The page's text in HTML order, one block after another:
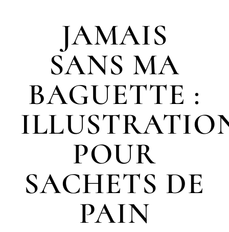
JAMAIS
SANS MA
BAGUETTE :
POUR
SACHETS DE
PAIN